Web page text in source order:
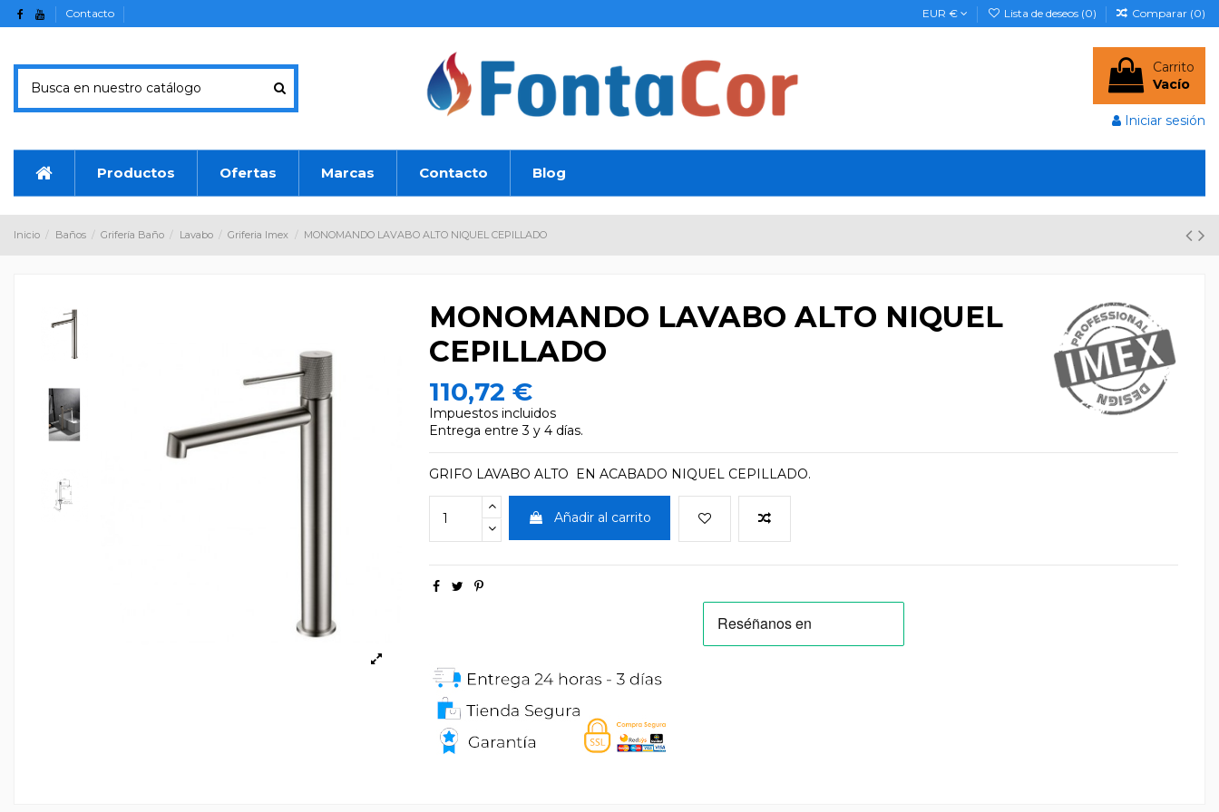
Contacto EUR € Lista de deseos (0) Comparar (0)
Carrito
Vacío
Iniciar sesión
Productos Ofertas Marcas Contacto Blog
Inicio Baños Grifería Baño Lavabo Griferia Imex MONOMANDO LAVABO ALTO NIQUEL CEPILLADO
MONOMANDO LAVABO ALTO NIQUEL
CEPILLADO
110,72 €
Impuestos incluidos
Entrega entre 3 y 4 días.
GRIFO LAVABO ALTO EN ACABADO NIQUEL CEPILLADO.
Añadir al carrito